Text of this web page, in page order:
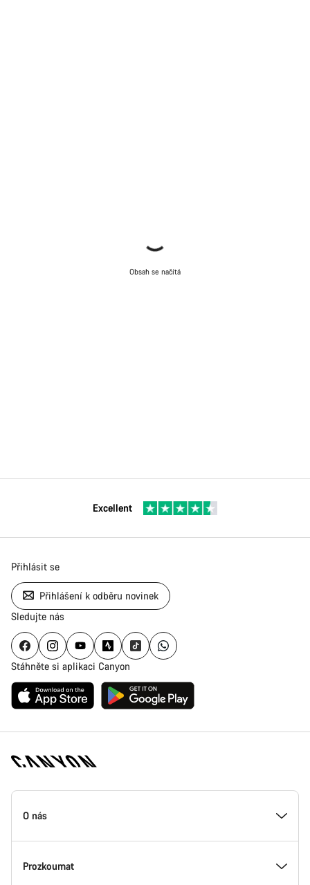
Obsah se načítá
Excellent
Přihlásit se
Přihlášení k odběru novinek
Sledujte nás
Stáhněte si aplikaci Canyon
Zápatí
stránky
O nás
Uvnitř Canyonu
Prozkoumat